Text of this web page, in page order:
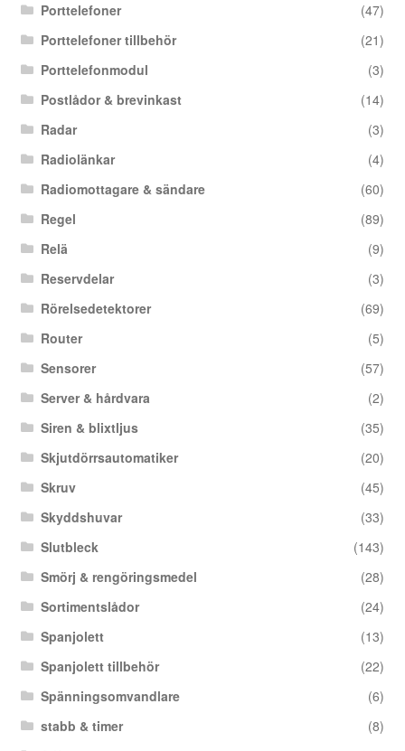
Porttelefoner
(47)
Porttelefoner tillbehör
(21)
Porttelefonmodul
(3)
Postlådor & brevinkast
(14)
Radar
(3)
Radiolänkar
(4)
Radiomottagare & sändare
(60)
Regel
(89)
Relä
(9)
Reservdelar
(3)
Rörelsedetektorer
(69)
Router
(5)
Sensorer
(57)
Server & hårdvara
(2)
Siren & blixtljus
(35)
Skjutdörrsautomatiker
(20)
Skruv
(45)
Skyddshuvar
(33)
Slutbleck
(143)
Smörj & rengöringsmedel
(28)
Sortimentslådor
(24)
Spanjolett
(13)
Spanjolett tillbehör
(22)
Spänningsomvandlare
(6)
stabb & timer
(8)